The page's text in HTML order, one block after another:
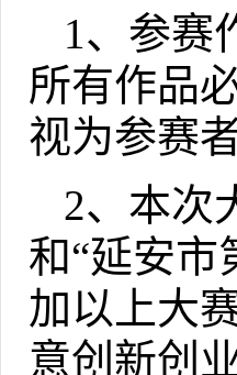
1、参赛
所有作品
视为参赛
2、本次
和“延安市
加以上大
意创新创